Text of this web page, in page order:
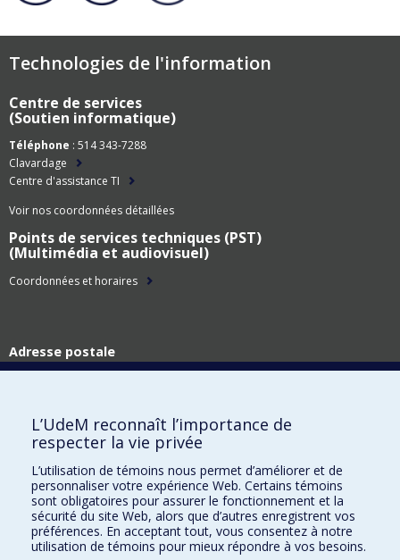
Technologies de l'information
Centre de services
(Soutien informatique)
Téléphone : 514 343-7288
Clavardage
Centre d'assistance TI
Voir nos coordonnées détaillées
Points de services techniques (PST)
(Multimédia et audiovisuel)
Coordonnées et horaires
Adresse postale
Technologies de l'information
Montréal (Québec)
H3C 3J7
Adresse civique
Technologies de l'information
Pavillon Roger-Gaudry
2900, boul. Édouard-Montpetit
Montréal (Québec)
L’UdeM reconnaît l’importance de
respecter la vie privée
L’utilisation de témoins nous permet d’améliorer et de
personnaliser votre expérience Web. Certains témoins
sont obligatoires pour assurer le fonctionnement et la
sécurité du site Web, alors que d’autres enregistrent vos
préférences. En acceptant tout, vous consentez à notre
utilisation de témoins pour mieux répondre à vos besoins.